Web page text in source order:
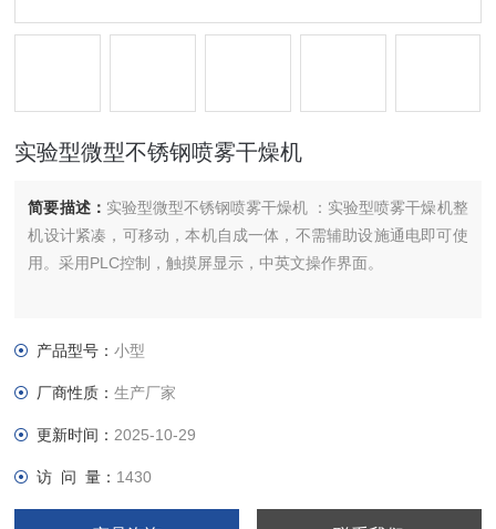
实验型微型不锈钢喷雾干燥机
简要描述： 实验型微型不锈钢喷雾干燥机 ：实验型喷雾干燥机整
机设计紧凑，可移动，本机自成一体，不需辅助设施通电即可使
用。采用PLC控制，触摸屏显示，中英文操作界面。
产品型号：小型
厂商性质：生产厂家
更新时间： 2025-10-29
访 问 量： 1430